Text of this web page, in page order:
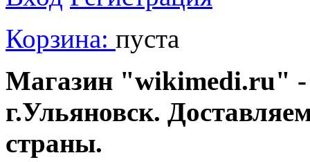
Корзина: пуста
Магазин "wikimedi.ru" -
г.Ульяновск.
страны.